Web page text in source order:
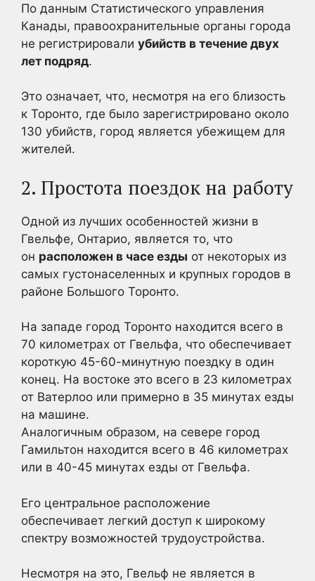
По данным Статистического управления
Канады, правоохранительные органы города
не регистрировали убийств в течение двух
лет подряд.
Это означает, что, несмотря на его близость
к Торонто, где было зарегистрировано около
130 убийств, город является убежищем для
жителей.
2. Простота поездок на работу
Одной из лучших особенностей жизни в
Гвельфе, Онтарио, является то, что
он расположен в часе езды от некоторых из
самых густонаселенных и крупных городов в
районе Большого Торонто.
На западе город Торонто находится всего в
70 километрах от Гвельфа, что обеспечивает
короткую 45-60-минутную поездку в один
конец. На востоке это всего в 23 километрах
от Ватерлоо или примерно в 35 минутах езды
на машине.
Аналогичным образом, на севере город
Гамильтон находится всего в 46 километрах
или в 40-45 минутах езды от Гвельфа.
Его центральное расположение
обеспечивает легкий доступ к широкому
спектру возможностей трудоустройства.
Несмотря на это, Гвельф не является в